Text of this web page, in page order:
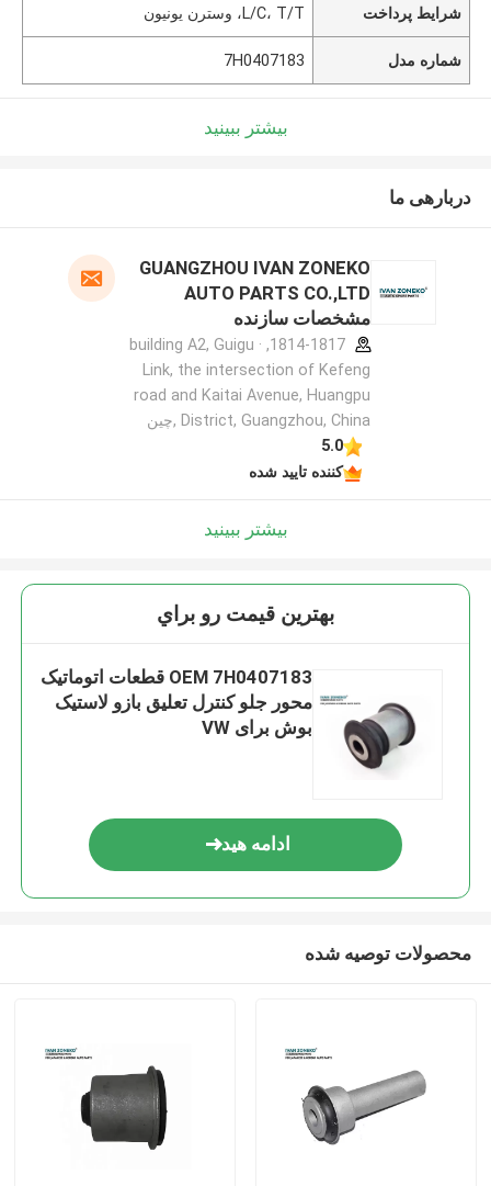
شرایط پرداخت L/C، T/T، وسترن یونیون
شماره مدل 7H0407183
بیشتر ببینید
دربارهی ما
GUANGZHOU IVAN ZONEKO
AUTO PARTS CO.,LTD
مشخصات سازنده
1814-1817, building A2, Guigu ·
Link, the intersection of Kefeng
road and Kaitai Avenue, Huangpu
District, Guangzhou, China ,چین
5.0
کننده تایید شده
بیشتر ببینید
بهترين قيمت رو براي
OEM 7H0407183 قطعات اتوماتیک
محور جلو کنترل تعلیق بازو لاستیک
بوش برای VW
ادامه هید
محصولات توصیه شده